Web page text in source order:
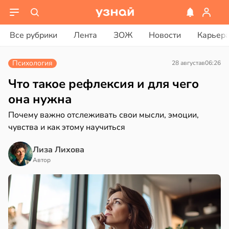
Все рубрики Лента ЗОЖ Новости
в19:49
Психология 28 августав06:26
Что такое рефлексия и для чего
она нужна
Почему важно отслеживать свои мысли, эмоции,
чувства и как этому научиться
Лиза Лихова
Автор
21:42